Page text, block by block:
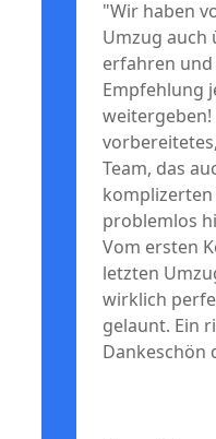
"Wir haben
Umzug auch
erfahren
Empfehlung
weitergeben!
Team, das
problemlos
Vom ersten
letzten
wirklich
gelaunt. Ein
Dankeschön